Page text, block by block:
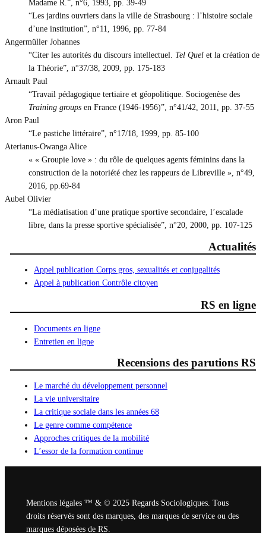
Madame R.”, n°6, 1993, pp. 39-49
“Les jardins ouvriers dans la ville de Strasbourg : l’histoire sociale
d’une institution”, n°11, 1996, pp. 77-84
Angermüller Johannes
“Citer les autorités du discours intellectuel. Tel Quel et la création de
la Théorie”, n°37/38, 2009, pp. 175-183
Arnault Paul
“Travail pédagogique tertiaire et géopolitique. Sociogenèse des
Training groups en France (1946-1956)”, n°41/42, 2011, pp. 37-55
Aron Paul
“Le pastiche littéraire”, n°17/18, 1999, pp. 85-100
Aterianus-Owanga Alice
« « Groupie love » : du rôle de quelques agents féminins dans la
construction de la notoriété chez les rappeurs de Libreville », n°49,
2016, pp.69-84
Aubel Olivier
“La médiatisation d’une pratique sportive secondaire, l’escalade
libre, dans la presse sportive spécialisée”, n°20, 2000, pp. 107-125
Actualités
Appel publication Corps gros, sexualités et conjugalités
Appel à publication Contrôle citoyen
RS en ligne
Documents en ligne
Entretien en ligne
Recensions des parutions RS
Le marché du développement personnel
La vie universitaire
La critique sociale dans les années 68
Le genre comme compétence
Approches critiques de la mobilité
L’essor de la formation continue
Mentions légales ™ & © 2025 Regards Sociologiques. Tous
droits réservés sont des marques, des marques de service ou des
marques déposées de RS.